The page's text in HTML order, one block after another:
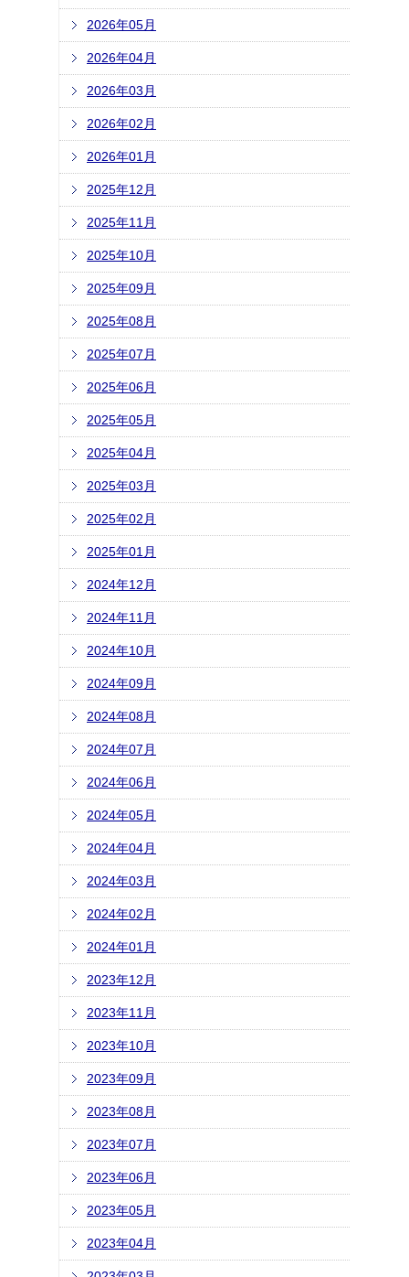
2026年05月
2026年04月
2026年03月
2026年02月
2026年01月
2025年12月
2025年11月
2025年10月
2025年09月
2025年08月
2025年07月
2025年06月
2025年05月
2025年04月
2025年03月
2025年02月
2025年01月
2024年12月
2024年11月
2024年10月
2024年09月
2024年08月
2024年07月
2024年06月
2024年05月
2024年04月
2024年03月
2024年02月
2024年01月
2023年12月
2023年11月
2023年10月
2023年09月
2023年08月
2023年07月
2023年06月
2023年05月
2023年04月